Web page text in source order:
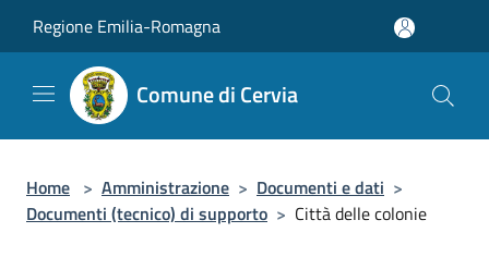
Regione Emilia-Romagna
Comune di Cervia
Home > Amministrazione > Documenti e dati >
Documenti (tecnico) di supporto > Città delle colonie